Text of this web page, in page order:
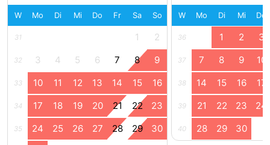
W Mo Di Mi Do Fr Sa So
31 1 2
32 3 4 5 6 7 8 9
33 10 11 12 13 14 15 16
34 17 18 19 20 21 22 23
35 24 25 26 27 28 29 30
W Mo Di Mi Do
36 1 2 3
37 7 8 9 10
38 14 15 16 17
39 21 22 23 24
40 28 29 30